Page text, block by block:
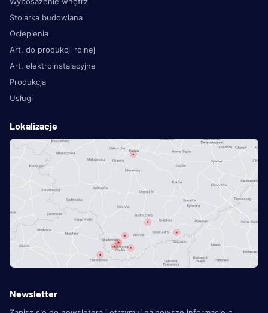
Stolarka budowlana
Ocieplenia
Art. do produkcji rolnej
Art. elektroinstalacyjne
Produkcja
Usługi
Lokalizacje
Newsletter